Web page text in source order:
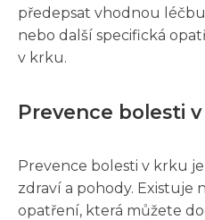
předepsat vhodnou
nebo další specifická
v krku.
Prevence bolesti
Prevence bolesti v krku
zdraví a pohody. Existuje
opatření, která můžete